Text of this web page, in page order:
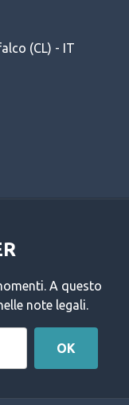
(CL) - IT
A questo
note legali.